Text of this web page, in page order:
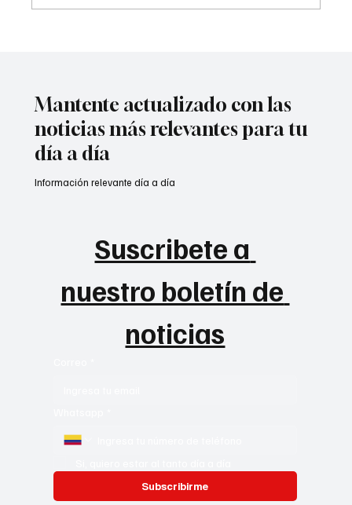
Mantente actualizado con las
noticias más relevantes para tu
día a día
Suscribete a
nuestro boletín de
noticias
Subscribirme
Información relevante día a día